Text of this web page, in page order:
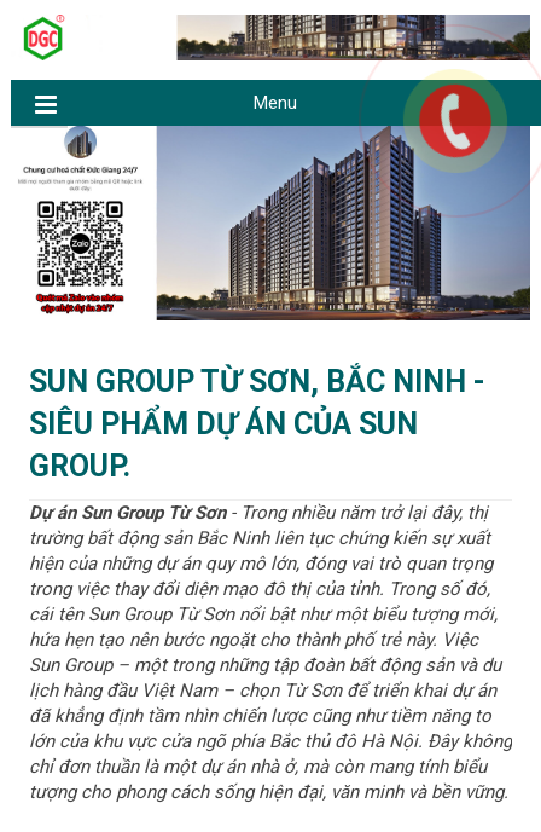
Menu
SUN GROUP TỪ SƠN, BẮC NINH -
SIÊU PHẨM DỰ ÁN CỦA SUN
GROUP.
Dự án Sun Group Từ Sơn- Trong nhiều năm trở lại đây, thị
trường bất động sản Bắc Ninh liên tục chứng kiến sự xuất
hiện của những dự án quy mô lớn, đóng vai trò quan trọng
trong việc thay đổi diện mạo đô thị của tỉnh. Trong số đó,
cái tên Sun Group Từ Sơn nổi bật như một biểu tượng mới,
hứa hẹn tạo nên bước ngoặt cho thành phố trẻ này. Việc
Sun Group – một trong những tập đoàn bất động sản và du
lịch hàng đầu Việt Nam – chọn Từ Sơn để triển khai dự án
đã khẳng định tầm nhìn chiến lược cũng như tiềm năng to
lớn của khu vực cửa ngõ phía Bắc thủ đô Hà Nội. Đây không
chỉ đơn thuần là một dự án nhà ở, mà còn mang tính biểu
tượng cho phong cách sống hiện đại, văn minh và bền vững.
o
t